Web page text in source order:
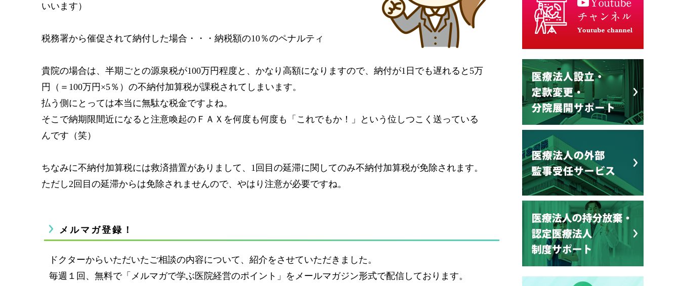
いいます）
税務署から催促されて納付した場合・・・納税額の10％のペナルティ
貴院の場合は、半期ごとの源泉税が100万円程度と、かなり高額になりますので、納付が1日でも遅れると5万
円（＝100万円×5％）の不納付加算税が課税されてしまいます。
払う側にとっては本当に無駄な税金ですよね。
そこで納期限間近になると注意喚起のＦＡＸを何度も何度も「これでもか！」という位しつこく送っている
んです（笑）
ちなみに不納付加算税には救済措置がありまして、1回目の延滞に関してのみ不納付加算税が免除されます。
ただし2回目の延滞からは免除されませんので、やはり注意が必要ですね。
メルマガ登録！
ドクターからいただいたご相談の内容について、紹介をさせていただきました。
毎週１回、無料で「メルマガで学ぶ医院経営のポイント」をメールマガジン形式で配信しております。